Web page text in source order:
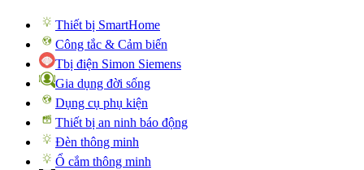
Thiết bị SmartHome
Công tắc & Cảm biến
Tbị điện Simon Siemens
Gia dụng đời sống
Dụng cụ phụ kiện
Thiết bị an ninh báo động
Đèn thông minh
Ổ cắm thông minh